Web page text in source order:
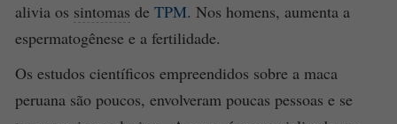
alivia os sintomas de TPM. Nos homens, aumenta a
espermatogênese e a fertilidade.
Os estudos científicos empreendidos sobre a maca
peruana são poucos, envolveram poucas pessoas e se